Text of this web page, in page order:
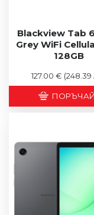
Blackview Tab
Grey WiFi
128GB
127.00 € (248.39
ПОРЪЧАЙ